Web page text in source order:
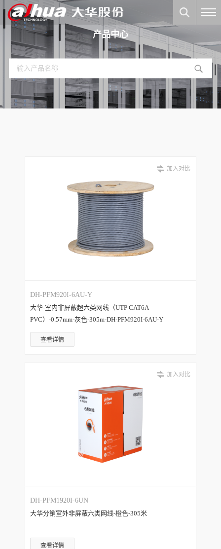
产品中心
加入对比
DH-PFM920I-6AU-Y
大华-室内非屏蔽超六类网线（UTP CAT6A
PVC）-0.57mm-灰色-305m-DH-PFM920I-6AU-Y
查看详情
加入对比
DH-PFM1920I-6UN
大华分销室外非屏蔽六类网线-橙色-305米
查看详情